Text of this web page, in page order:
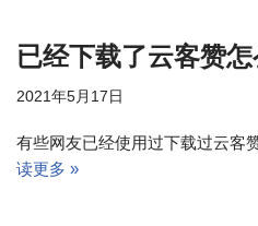
已经下载了云客赞
2021年5月17日
有些网友已经使用过下载过云客
读更多 »